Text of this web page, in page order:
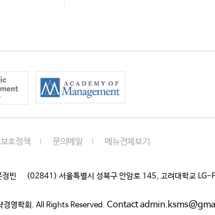
호정책 문의메일 메뉴전체보기
정빈 (02841) 서울특별시 성북구 안암로 145, 고려대학교 LG-
영학회. All Rights Reserved. Contact